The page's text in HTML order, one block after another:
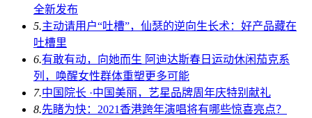
全新发布
5.主动请用户“吐槽”，仙瑟的逆向生长术：好产品藏在
吐槽里
6.有敢有动，向她而生 阿迪达斯春日运动休闲茄克系
列，唤醒女性群体重塑更多可能
7.中国院长 ·中国美丽，艺星品牌周年庆特别献礼
8.先睹为快：2021香港跨年演唱将有哪些惊喜亮点？